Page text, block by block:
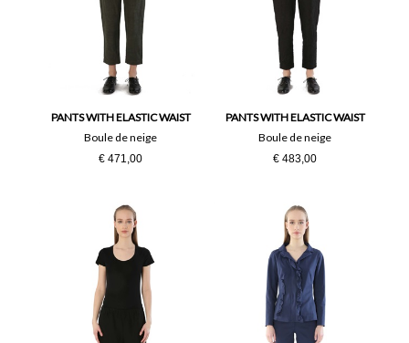
PANTS WITH ELASTIC WAIST
Boule de neige
€ 471,00
PANTS WITH ELASTIC WAIST
Boule de neige
€ 483,00